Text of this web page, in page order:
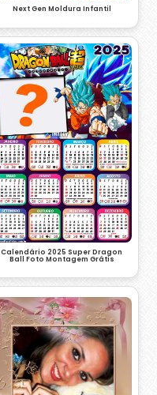
Next Gen Moldura Infantil
Calendário 2025 Super Dragon
Ball Foto Montagem Grátis